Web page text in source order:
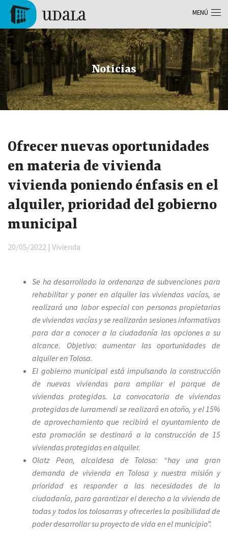
Pasar al contenido principal
Tolosa
Noticias
Ofrecer nuevas oportunidades
en materia de vivienda
vivienda poniendo énfasis en el
alquiler, prioridad del gobierno
municipal
20/05/2022 | Vivienda
Se ha desarrollado la ordenanza de subvenciones para
rehabilitar y poner en alquiler las viviendas vacías, se
realizará una labor especial con personas propietarias
de viviendas vacías y se realizarán sesiones informativas
para dar a conocer a la ciudadanía las opciones a su
alcance. Objetivo: aumentar las oportunidades de
alquiler en Tolosa.
El gobierno municipal está impulsando la construcción
de nuevas viviendas para ampliar el parque de
viviendas protegidas. La convocatoria de viviendas
protegidas de Iurramendi se realizará en otoño, y el 15%
de aprovechamiento que recibirá el ayuntamiento de
esta promoción se destinará a la construcción de 15
viviendas protegidas en alquiler.
Olatz Peon, alcaldesa de Tolosa: “hay una gran
demanda de vivienda en Tolosa y nuestra misión y
prioridad es responder a las necesidades de la
ciudadanía, para garantizar el derecho a la vivienda de
todas y todos los tolosarras y ofrecerles la posibilidad de
poder desarrollar su proyecto de vida en el municipio”.
MENÚ